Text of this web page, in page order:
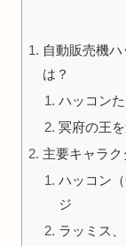
自動販売機
は？
ハッコン
冥府の王
主要キャラ
ハッコン
ジ
ラッミス